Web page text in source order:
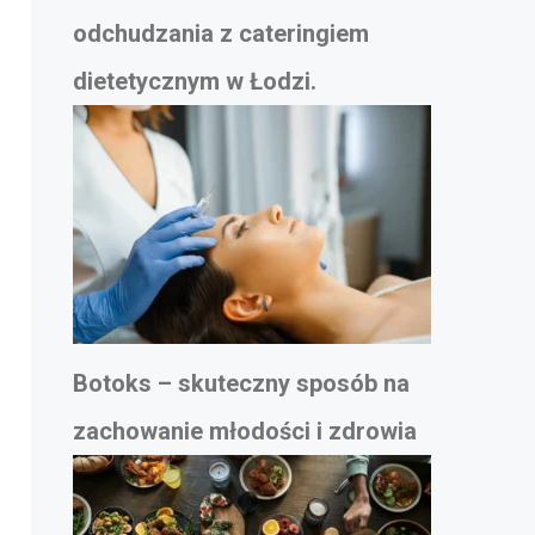
odchudzania z cateringiem
dietetycznym w Łodzi.
Botoks – skuteczny sposób na
zachowanie młodości i zdrowia